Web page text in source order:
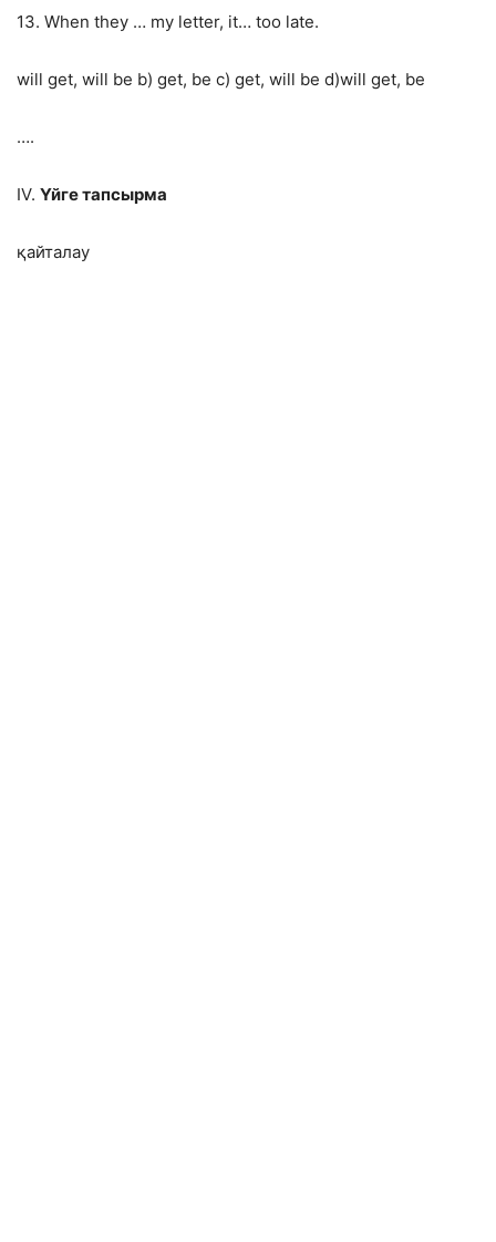
13. When they … my letter, it… too late.
will get, will be b) get, be c) get, will be d)will get, be
….
IV. Үйге тапсырма
қайталау